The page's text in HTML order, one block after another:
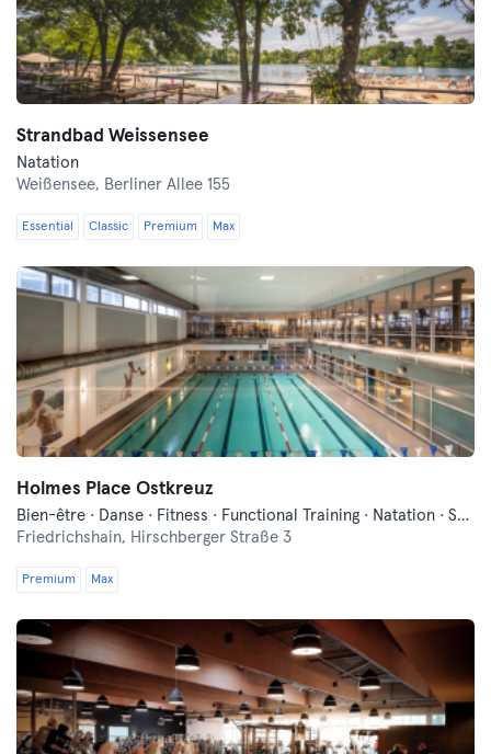
Strandbad Weissensee
Natation
Weißensee, Berliner Allee 155
Essential Classic Premium Max
Holmes Place Ostkreuz
Bien-être · Danse · Fitness · Functional Training · Natation · Sauna
Friedrichshain, Hirschberger Straße 3
Premium Max